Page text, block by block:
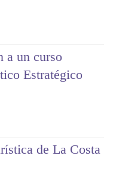
a un curso
Estratégico
de La Costa